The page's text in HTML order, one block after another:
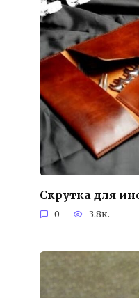
Скрутка для
0 3.8к.